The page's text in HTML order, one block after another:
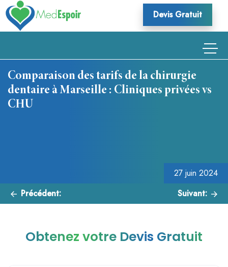
Skip
to
content
Devis Gratuit
Comparaison des tarifs de la chirurgie
dentaire à Marseille : Cliniques privées vs
CHU
27 juin 2024
Précédent: Suivant:
Obtenez votre Devis Gratuit